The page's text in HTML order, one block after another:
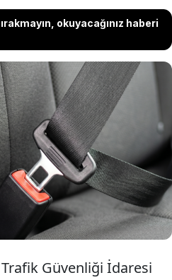
okuyacağınız haberi
emniyet kemeri gergi
bir arıza gerekçesiyle Amerika
genelinde yaklaşık 420
geri çağıracağını
Güvenliği İdaresi